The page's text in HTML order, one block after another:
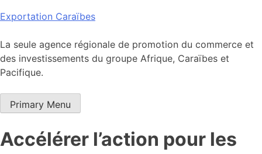
Skip
content
Exportation Caraïbes
La seule agence régionale de promotion du commerce et
des investissements du groupe Afrique, Caraïbes et
Pacifique.
Primary Menu
Accélérer l’action pour les